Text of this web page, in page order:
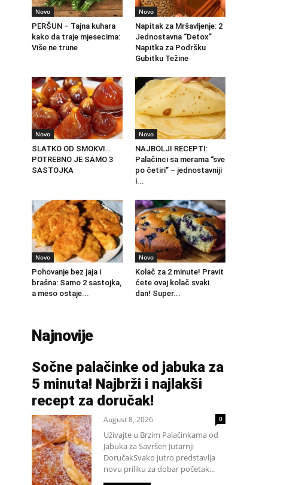
Novo
PERŠUN – Tajna kuhara
kako da traje mjesecima:
Više ne trune
Novo
Napitak za Mršavljenje: 2
Jednostavna “Detox”
Napitka za Podršku
Gubitku Težine
Novo
SLATKO OD SMOKVI…
POTREBNO JE SAMO 3
SASTOJKA
Novo
NAJBOLJI RECEPTI:
Palačinci sa merama “sve
po četiri” – jednostavniji
i...
Novo
Pohovanje bez jaja i
brašna: Samo 2 sastojka,
a meso ostaje...
Novo
Kolač za 2 minute! Pravit
ćete ovaj kolač svaki
dan! Super...
Najnovije
Sočne palačinke od jabuka za
5 minuta! Najbrži i najlakši
recept za doručak!
August 8, 2026 0
Uživajte u Brzim Palačinkama od
Jabuka za Savršen Jutarnji
DoručakSvako jutro predstavlja
novu priliku za dobar početak...